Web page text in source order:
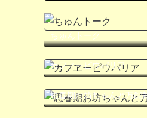
ちゅんトーク
カフヱーピウパリア
思春期お坊ちゃんと万能